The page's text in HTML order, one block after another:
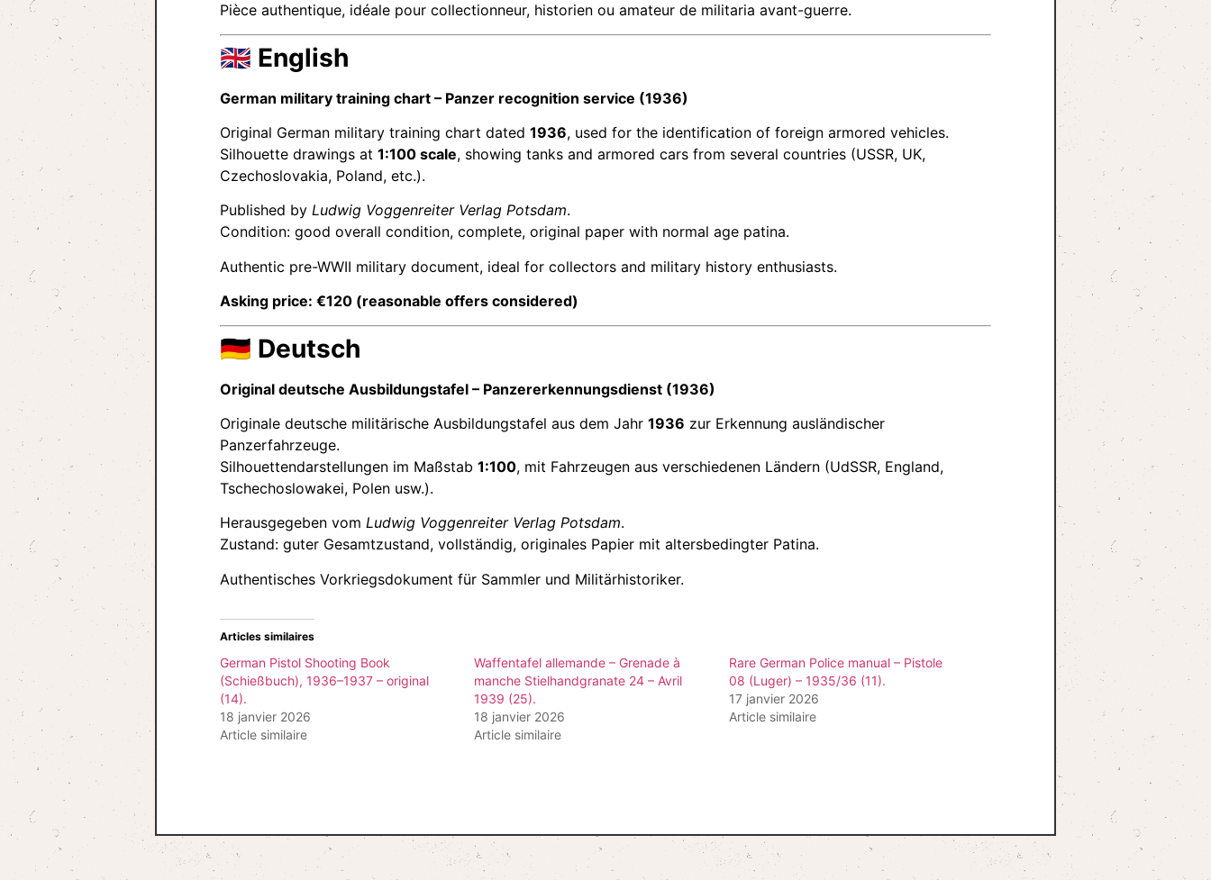
Pièce authentique, idéale pour collectionneur, historien ou amateur de militaria avant-guerre.
🇬🇧 English
German military training chart – Panzer recognition service (1936)
Original German military training chart dated 1936, used for the identification of foreign armored vehicles.
Silhouette drawings at 1:100 scale, showing tanks and armored cars from several countries (USSR, UK,
Czechoslovakia, Poland, etc.).
Published by Ludwig Voggenreiter Verlag Potsdam.
Condition: good overall condition, complete, original paper with normal age patina.
Authentic pre-WWII military document, ideal for collectors and military history enthusiasts.
Asking price: €120 (reasonable offers considered)
🇩🇪 Deutsch
Original deutsche Ausbildungstafel – Panzererkennungsdienst (1936)
Originale deutsche militärische Ausbildungstafel aus dem Jahr 1936 zur Erkennung ausländischer
Panzerfahrzeuge.
Silhouettendarstellungen im Maßstab 1:100, mit Fahrzeugen aus verschiedenen Ländern (UdSSR, England,
Tschechoslowakei, Polen usw.).
Herausgegeben vom Ludwig Voggenreiter Verlag Potsdam.
Zustand: guter Gesamtzustand, vollständig, originales Papier mit altersbedingter Patina.
Authentisches Vorkriegsdokument für Sammler und Militärhistoriker.
Articles similaires
German Pistol Shooting Book
(Schießbuch), 1936–1937 – original
(14).
18 janvier 2026
Article similaire
Waffentafel allemande – Grenade à
manche Stielhandgranate 24 – Avril
1939 (25).
18 janvier 2026
Article similaire
Rare German Police manual – Pistole
08 (Luger) – 1935/36 (11).
17 janvier 2026
Article similaire